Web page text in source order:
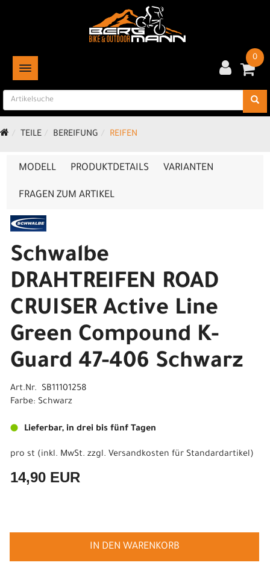
TOGGLE NAVIGATION
0
TEILE BEREIFUNG REIFEN
MODELL PRODUKTDETAILS VARIANTEN
FRAGEN ZUM ARTIKEL
Schwalbe
DRAHTREIFEN ROAD
CRUISER Active Line
Green Compound K-
Guard 47-406 Schwarz
Art.Nr. SB11101258
Farbe: Schwarz
Lieferbar, in drei bis fünf Tagen
pro st (inkl. MwSt. zzgl. Versandkosten für Standardartikel)
14,90 EUR
IN DEN WARENKORB